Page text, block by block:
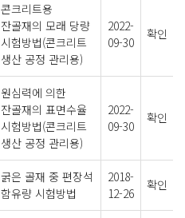
콘크리트용
잔골재의 모래 당량
시험방법(콘크리트
생산 공정 관리용)
2022-
09-30
확인
원심력에 의한
잔골재의 표면수율
시험방법(콘크리트
생산 공정 관리용)
2022-
09-30
확인
굵은 골재 중 편장석
함유량 시험방법
2018-
12-26
확인